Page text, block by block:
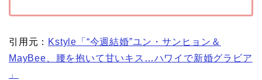
引用元： Kstyle「“今週結婚”ユン・サンヒョン＆
MayBee、腰を抱いて甘いキス…ハワイで新婚グラビア
」